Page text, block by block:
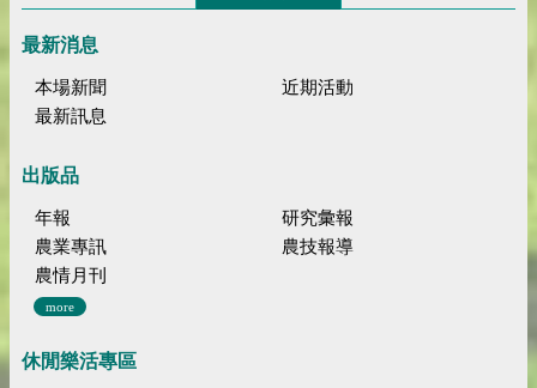
最新消息
本場新聞
近期活動
最新訊息
出版品
年報
研究彙報
農業專訊
農技報導
農情月刊
more
休閒樂活專區